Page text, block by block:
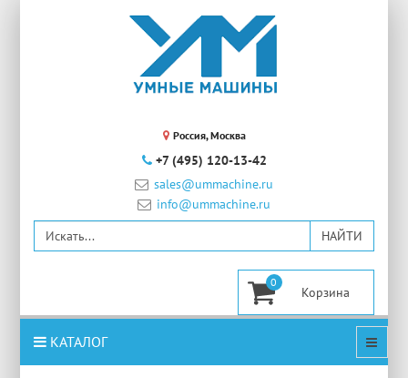
Россия, Москва
+7 (495) 120-13-42
sales@ummachine.ru
info@ummachine.ru
0
КАТАЛОГ